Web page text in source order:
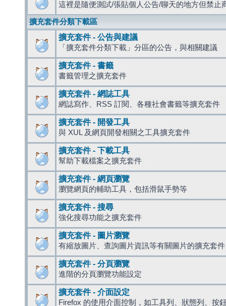
這裡是隨便測試/張貼個人公告/聊天的地方但禁止
擴充套件分類下載區
擴充套件 - 公告與建議
「擴充套件分類下載」分區的公告，與相關建議
擴充套件 - 書籤
書籤管理之擴充套件
擴充套件 - 網誌工具
網誌寫作、RSS 訂閱、各種社會書籤等擴充套件
擴充套件 - 開發工具
與 XUL 及網頁開發相關之工具擴充套件
擴充套件 - 下載工具
幫助下載檔案之擴充套件
擴充套件 - 網頁瀏覽
瀏覽網頁的輔助工具，包括滑鼠手勢等
擴充套件 - 搜尋
強化搜尋功能之擴充套件
擴充套件 - 圖片瀏覽
有縮放圖片、查詢圖片資訊等有關圖片的擴充套件
擴充套件 - 分頁瀏覽
進階的分頁瀏覽功能設定
擴充套件 - 介面設定
Firefox 的使用介面控制，如工具列、狀態列、按